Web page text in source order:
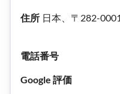
日本、〒282-